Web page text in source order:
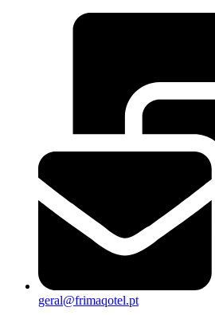
geral@frimaqotel.pt